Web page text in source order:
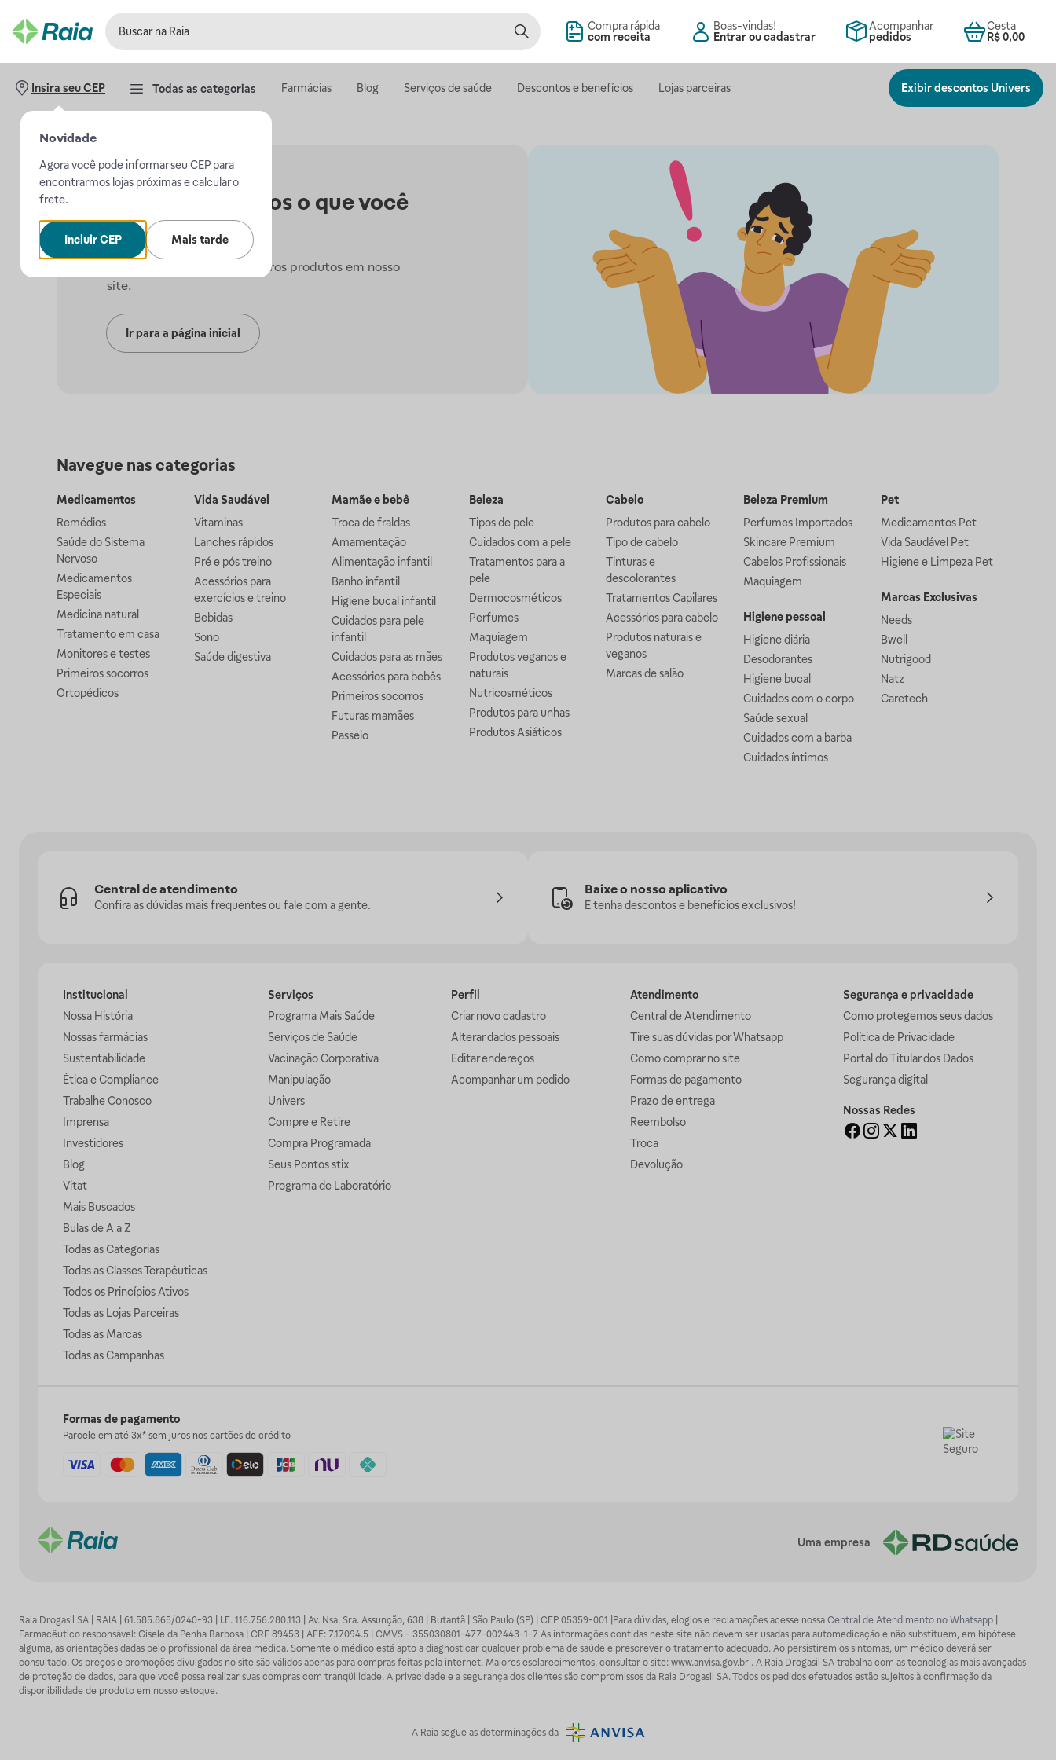
Compra rápida
com receita
Boas-vindas!
Entrar ou cadastrar
Acompanhar
pedidos
Cesta
R$ 0,00
Insira seu CEP
Novidade
Agora você pode informar seu CEP para
encontrarmos lojas próximas e calcular o
frete.
Incluir CEP Mais tarde
Todas as categorias Farmácias Blog Serviços de saúde Descontos e benefícios Lojas parceiras Exibir descontos Univers
Não encontramos o que você
procurava.
Mas, você pode conferir outros produtos em nosso
site.
Ir para a página inicial
Navegue nas categorias
Medicamentos
Remédios
Saúde do Sistema
Nervoso
Medicamentos
Especiais
Medicina natural
Tratamento em casa
Monitores e testes
Primeiros socorros
Ortopédicos
Vida Saudável
Vitaminas
Lanches rápidos
Pré e pós treino
Acessórios para
exercícios e treino
Bebidas
Sono
Saúde digestiva
Mamãe e bebê
Troca de fraldas
Amamentação
Alimentação infantil
Banho infantil
Higiene bucal infantil
Cuidados para pele
infantil
Cuidados para as mães
Acessórios para bebês
Primeiros socorros
Futuras mamães
Passeio
Beleza
Tipos de pele
Cuidados com a pele
Tratamentos para a
pele
Dermocosméticos
Perfumes
Maquiagem
Produtos veganos e
naturais
Nutricosméticos
Produtos para unhas
Produtos Asiáticos
Cabelo
Produtos para cabelo
Tipo de cabelo
Tinturas e
descolorantes
Tratamentos Capilares
Acessórios para cabelo
Produtos naturais e
veganos
Marcas de salão
Beleza Premium
Perfumes Importados
Skincare Premium
Cabelos Profissionais
Maquiagem
Higiene pessoal
Higiene diária
Desodorantes
Higiene bucal
Cuidados com o corpo
Saúde sexual
Cuidados com a barba
Cuidados íntimos
Pet
Medicamentos Pet
Vida Saudável Pet
Higiene e Limpeza Pet
Marcas Exclusivas
Needs
Bwell
Nutrigood
Natz
Caretech
Central de atendimento
Confira as dúvidas mais frequentes ou fale com a gente.
Baixe o nosso aplicativo
E tenha descontos e benefícios exclusivos!
Institucional
Nossa História
Nossas farmácias
Sustentabilidade
Ética e Compliance
Trabalhe Conosco
Imprensa
Investidores
Blog
Vitat
Mais Buscados
Bulas de A a Z
Todas as Categorias
Todas as Classes Terapêuticas
Todos os Princípios Ativos
Todas as Lojas Parceiras
Todas as Marcas
Todas as Campanhas
Serviços
Programa Mais Saúde
Serviços de Saúde
Vacinação Corporativa
Manipulação
Univers
Compre e Retire
Compra Programada
Seus Pontos stix
Programa de Laboratório
Perfil
Criar novo cadastro
Alterar dados pessoais
Editar endereços
Acompanhar um pedido
Atendimento
Central de Atendimento
Tire suas dúvidas por Whatsapp
Como comprar no site
Formas de pagamento
Prazo de entrega
Reembolso
Troca
Devolução
Segurança e privacidade
Como protegemos seus dados
Política de Privacidade
Portal do Titular dos Dados
Segurança digital
Nossas Redes
Formas de pagamento
Parcele em até 3x* sem juros nos cartões de crédito
Uma empresa
Raia Drogasil SA | RAIA | 61.585.865/0240-93 | I.E. 116.756.280.113 | Av. Nsa. Sra. Assunção, 638 | Butantã | São Paulo (SP) | CEP 05359-001 |Para dúvidas, elogios e reclamações acesse nossa Central de Atendimento no Whatsapp
Farmacêutico responsável: Gisele da Penha Barbosa | CRF 89453 | AFE: 7.17094.5 | CMVS - 355030801-477-002443-1-7 As informações contidas neste site não devem ser usadas para automedicação e não substituem, em hipótese
alguma, as orientações dadas pelo profissional da área médica. Somente o médico está apto a diagnosticar qualquer problema de saúde e prescrever o tratamento adequado. Ao persistirem os sintomas, um médico deverá ser
consultado. Os preços e promoções divulgados no site são válidos apenas para compras feitas pela internet. Maiores esclarecimentos, consultar o site: www.anvisa.gov.br . A Raia Drogasil SA trabalha com as tecnologias mais avançadas
de proteção de dados, para que você possa realizar suas compras com tranqüilidade. A privacidade e a segurança dos clientes são compromissos da Raia Drogasil SA. Todos os pedidos efetuados estão sujeitos à confirmação da
disponibilidade de produto em nosso estoque.
A Raiasegue as determinações da